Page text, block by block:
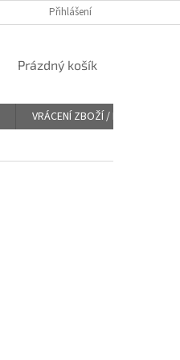
Přihlášení
NÁKUPNÍ
Prázdný košík
VRÁCENÍ ZBOŽÍ / REKLAMACE